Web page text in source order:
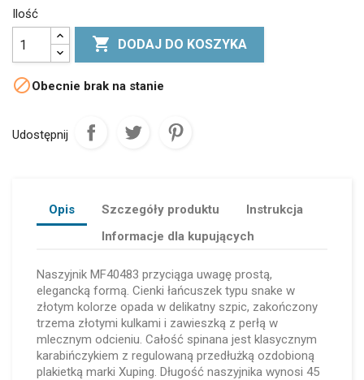
Ilość
 DODAJ DO KOSZYKA
Obecnie brak na stanie
Udostępnij
Opis Szczegóły produktu
Instrukcja
Informacje dla kupujących
Naszyjnik MF40483 przyciąga uwagę prostą,
elegancką formą. Cienki łańcuszek typu snake w
złotym kolorze opada w delikatny szpic, zakończony
trzema złotymi kulkami i zawieszką z perłą w
mlecznym odcieniu. Całość spinana jest klasycznym
karabińczykiem z regulowaną przedłużką ozdobioną
plakietką marki Xuping. Długość naszyjnika wynosi 45